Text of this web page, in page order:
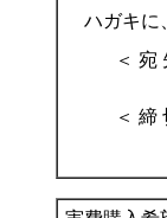
ハガキに
＜ 宛
＜ 締